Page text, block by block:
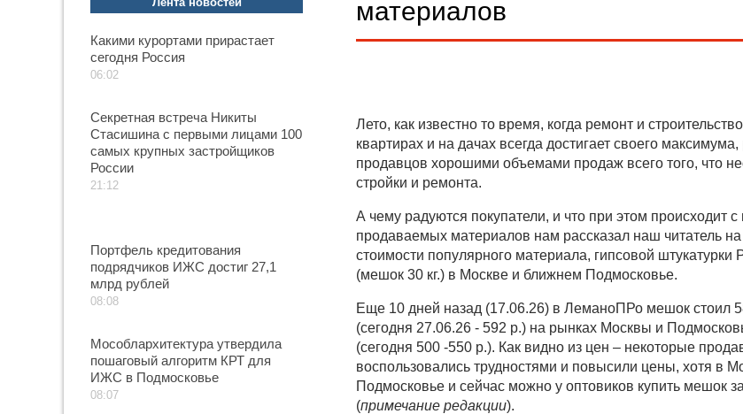
Какими курортами прирастает
сегодня Россия
06:02
Секретная встреча Никиты
Стасишина с первыми лицами 100
самых крупных застройщиков
России
21:12
Портфель кредитования
подрядчиков ИЖС достиг 27,1
млрд рублей
08:08
Мособлархитектура утвердила
пошаговый алгоритм КРТ для
ИЖС в Подмосковье
08:07
материалов
Лето, как известно то время, когда ремонт и
квартирах и на дачах всегда достигает своего максимума,
продавцов хорошими объемами продаж всего того, что
стройки и ремонта.
А чему радуются покупатели, и что при этом происходит
продаваемых материалов нам рассказал наш читатель
стоимости популярного материала, гипсовой штукатурки
(мешок 30 кг.) в Москве и ближнем Подмосковье.
Еще 10 дней назад (17.06.26) в ЛеманоПРо мешок стоил
(сегодня 27.06.26 - 592 р.) на рынках Москвы и
(сегодня 500 -550 р.). Как видно из цен – некоторые
воспользовались трудностями и повысили цены, хотя в
Подмосковье и сейчас можно у оптовиков купить мешок
(примечание редакции).